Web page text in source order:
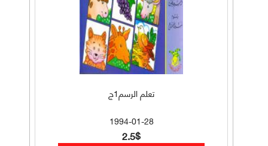
تعلم الرسم1ج
1994-01-28
2.5$